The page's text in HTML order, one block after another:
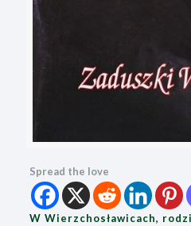
Spread the love
W Wierzchosławicach,